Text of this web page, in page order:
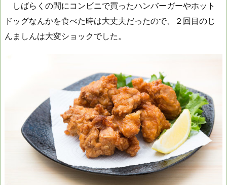
しばらくの間にコンビニで買ったハンバーガーやホット
ドッグなんかを食べた時は大丈夫だったので、２回目のじ
んましんは大変ショックでした。